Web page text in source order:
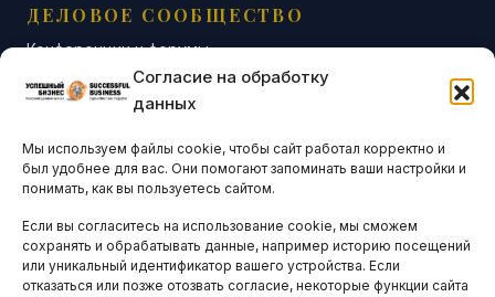
Согласие на обработку
данных
Мы используем файлы cookie, чтобы сайт работал корректно и
был удобнее для вас. Они помогают запоминать ваши настройки и
понимать, как вы пользуетесь сайтом.
Если вы согласитесь на использование cookie, мы сможем
сохранять и обрабатывать данные, например историю посещений
или уникальный идентификатор вашего устройства. Если
отказаться или позже отозвать согласие, некоторые функции сайта
ДЕЛОВОЕ СООБЩЕСТВО
Конференции и форумы
Бизнес-клубы и ассоциации
Остальные новости
АНАЛИТИКА И СТАТИСТИКА
ARTICLES IN ENGLISH